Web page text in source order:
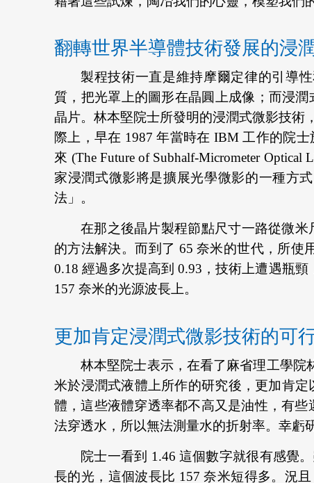
翻轉世界半導體技術發展的浸
製程技術一直是維持摩爾定律的引導
質，把光罩上的圖形在晶圓上成像；而浸
晶片。林本堅院士所發明的浸潤式微影技術
際上，早在 1987 年當時在 IBM 工作的院士
來 (The Future of Subhalf-Micrometer
家浸潤式微影將是擴展光學微影的一種方
法」。
在那之後晶片製程節點尺寸一路從微米
的方法解決。而到了 65 奈米的世代，所使
0.18 經過多次提高到 0.93，技術上遭遇瓶
157 奈米的光源波長上。
更加肯定浸潤式微影技術的可
林本堅院士表示，在看了麻省理工學院
米於浸潤式液體上所作的研究後，更加肯
體，這些液體穿透率都不高又是油性，有
法穿透水，所以無法測量水的折射率。幸虧
院士一看到 1.46 這個數字就很有感覺
長的光，這個波長比 157 奈米短得多。況